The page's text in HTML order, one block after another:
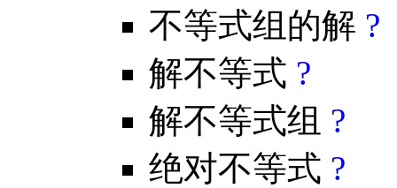
不等式组的解 ?
解不等式 ?
解不等式组 ?
绝对不等式 ?